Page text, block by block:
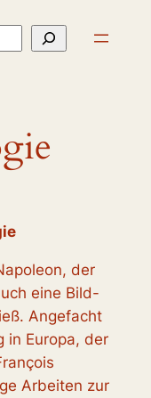
der
eine Bild-
Angefacht
in Europa, der
Arbeiten zur